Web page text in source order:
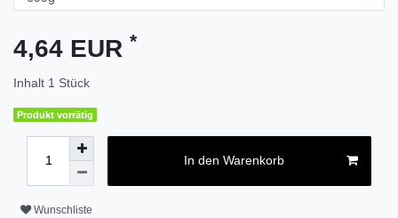
4,64 EUR *
Inhalt 1 Stück
Produkt vorrätig
In den Warenkorb
Wunschliste